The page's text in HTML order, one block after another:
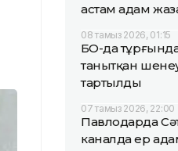
астам адам
08 тамыз 2026, 01:15
БҚО-да
танытқан
тартылды
07 тамыз 2026, 22:00
Павлодарда
каналда ер